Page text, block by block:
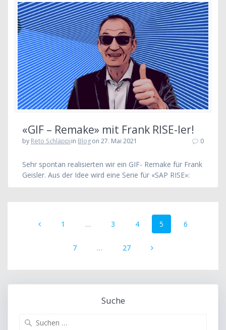
«GIF – Remake» mit Frank RISE-ler!
by Reto Schläppiin Blogon 27. Mai 2021 0
Sehr spontan realisierten wir ein GIF- Remake für Frank
Geisler. Aus der Idee wird eine Serie für «SAP RISE»:
Navigation
Seite
1 … Seite
3 Seite
4 Seite
5 Seite
6
Seite
7 … Seite
27
Suche